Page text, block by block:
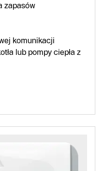
zapasów
komunikacji
lub pompy ciepła z